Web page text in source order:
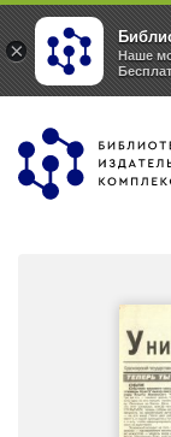
Перейти
основному
×
Наше